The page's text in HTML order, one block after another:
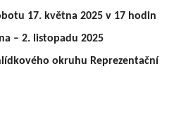
17. května 2025 v 17 hodin
– 2. listopadu 2025
okruhu Reprezentační